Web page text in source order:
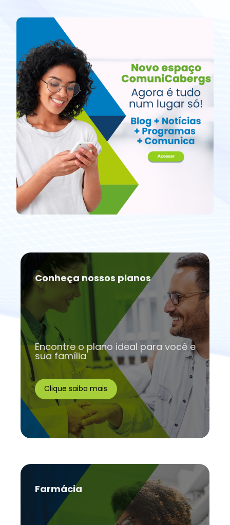
Conheça nossos planos
Encontre o plano ideal para você e
sua família
Clique saiba mais
Farmácia